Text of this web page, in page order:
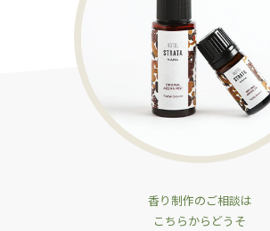
香り制作のご相談は
こちらからどうそ